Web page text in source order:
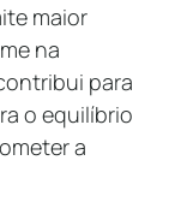
maior
na
para
o equilíbrio
a